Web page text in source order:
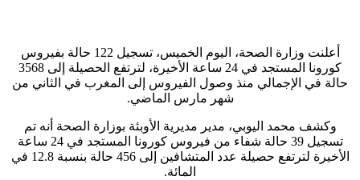
أعلنت وزارة الصحة، اليوم الخميس، تسجيل 122 حالة بفيروس
كورونا المستجد في 24 ساعة الأخيرة، لترتفع الحصيلة إلى 3568
حالة في الإجمالي منذ وصول الفيروس إلى المغرب في الثاني من
شهر مارس الماضي.
وكشف محمد اليوبي، مدير مديرية الأوبئة بوزارة الصحة أنه تم
تسجيل 39 حالة شفاء من فيروس كورونا المستجد في 24 ساعة
الأخيرة لترتفع حصيلة عدد المتشافين إلى 456 حالة بنسبة 12.8 في
المائة.